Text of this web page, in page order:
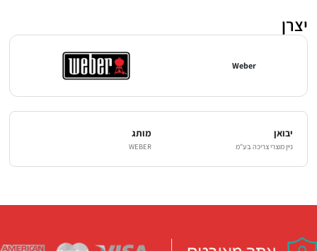
יצרן
Weber
יבואן
ניין מוצרי צריכה בע"מ
מותג
WEBER